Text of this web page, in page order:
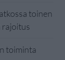
toinen
rajoitus
toiminta